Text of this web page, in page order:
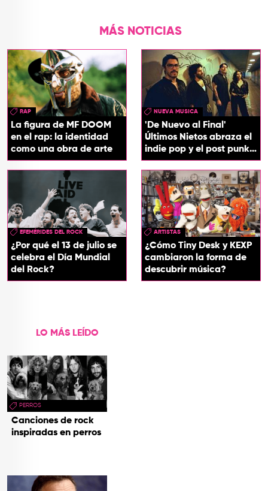
MÁS NOTICIAS
RAP
La figura de MF DOOM
en el rap: la identidad
como una obra de arte
NUEVA MUSICA
'De Nuevo al Final'
Últimos Nietos abraza el
indie pop y el post punk
en su nuevo EP
EFEMÉRIDES DEL ROCK
¿Por qué el 13 de julio se
celebra el Día Mundial
del Rock?
ARTISTAS
¿Cómo Tiny Desk y KEXP
cambiaron la forma de
descubrir música?
LO MÁS LEÍDO
PERROS
Canciones de rock
inspiradas en perros